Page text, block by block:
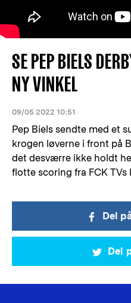
SE PEP BIELS
NY VINKEL
09/05 2022 10:51
Pep Biels sendte med et
krogen løverne i front på
det desværre ikke holdt
flotte scoring fra FCK TVs
Del
Del